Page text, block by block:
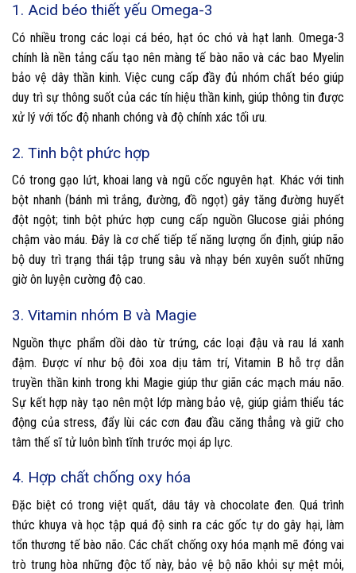
1. Acid béo thiết yếu Omega-3
Có nhiều trong các loại cá béo, hạt óc chó và hạt lanh. Omega-3
chính là nền tảng cấu tạo nên màng tế bào não và các bao Myelin
bảo vệ dây thần kinh. Việc cung cấp đầy đủ nhóm chất béo giúp
duy trì sự thông suốt của các tín hiệu thần kinh, giúp thông tin được
xử lý với tốc độ nhanh chóng và độ chính xác tối ưu.
2. Tinh bột phức hợp
Có trong gạo lứt, khoai lang và ngũ cốc nguyên hạt. Khác với tinh
bột nhanh (bánh mì trắng, đường, đồ ngọt) gây tăng đường huyết
đột ngột; tinh bột phức hợp cung cấp nguồn Glucose giải phóng
chậm vào máu. Đây là cơ chế tiếp tế năng lượng ổn định, giúp não
bộ duy trì trạng thái tập trung sâu và nhạy bén xuyên suốt những
giờ ôn luyện cường độ cao.
3. Vitamin nhóm B và Magie
Nguồn thực phẩm dồi dào từ trứng, các loại đậu và rau lá xanh
đậm. Được ví như bộ đôi xoa dịu tâm trí, Vitamin B hỗ trợ dẫn
truyền thần kinh trong khi Magie giúp thư giãn các mạch máu não.
Sự kết hợp này tạo nên một lớp màng bảo vệ, giúp giảm thiểu tác
động của stress, đẩy lùi các cơn đau đầu căng thẳng và giữ cho
tâm thế sĩ tử luôn bình tĩnh trước mọi áp lực.
4. Hợp chất chống oxy hóa
Đặc biệt có trong việt quất, dâu tây và chocolate đen. Quá trình
thức khuya và học tập quá độ sinh ra các gốc tự do gây hại, làm
tổn thương tế bào não. Các chất chống oxy hóa mạnh mẽ đóng vai
trò trung hòa những độc tố này, bảo vệ bộ não khỏi sự mệt mỏi,